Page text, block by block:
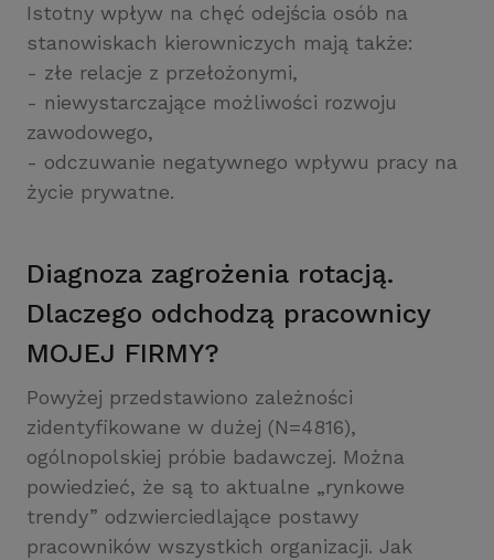
Istotny wpływ na chęć odejścia osób na
stanowiskach kierowniczych mają także:
- złe relacje z przełożonymi,
- niewystarczające możliwości rozwoju
zawodowego,
- odczuwanie negatywnego wpływu pracy na
życie prywatne.
Diagnoza zagrożenia rotacją.
Dlaczego odchodzą pracownicy
MOJEJ FIRMY?
Powyżej przedstawiono zależności
zidentyfikowane w dużej (N=4816),
ogólnopolskiej próbie badawczej. Można
powiedzieć, że są to aktualne „rynkowe
trendy” odzwierciedlające postawy
pracowników wszystkich organizacji. Jak